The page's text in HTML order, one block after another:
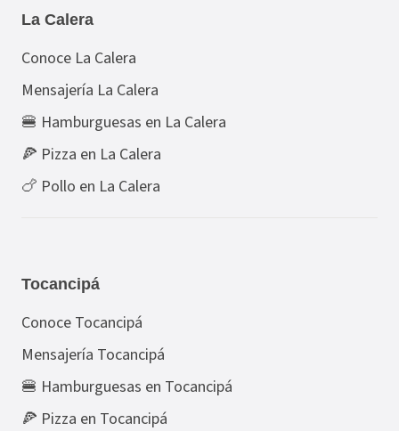
La Calera
Conoce La Calera
Mensajería La Calera
🍔 Hamburguesas en La Calera
🍕 Pizza en La Calera
🍗 Pollo en La Calera
Tocancipá
Conoce Tocancipá
Mensajería Tocancipá
🍔 Hamburguesas en Tocancipá
🍕 Pizza en Tocancipá